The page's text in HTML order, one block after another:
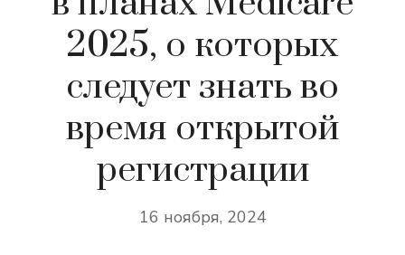
2025, о которых
следует знать во
время открытой
регистрации
16 ноября, 2024